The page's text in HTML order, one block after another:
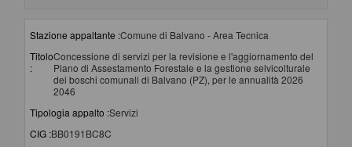
Stazione appaltante :Comune di Balvano - Area Tecnica
Titolo
:
Concessione di servizi per la revisione e l'aggiornamento del
Piano di Assestamento Forestale e la gestione selvicolturale
dei boschi comunali di Balvano (PZ), per le annualità 2026
2046
Tipologia appalto :Servizi
CIG :BB0191BC8C